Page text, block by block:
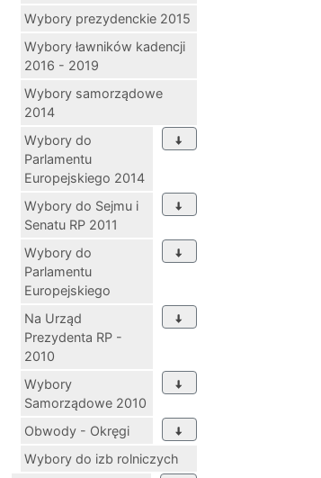
Wybory prezydenckie 2015
Wybory ławników kadencji
2016 - 2019
Wybory samorządowe
2014
Wybory do
Parlamentu
Europejskiego 2014
Wybory do Sejmu i
Senatu RP 2011
Wybory do
Parlamentu
Europejskiego
Na Urząd
Prezydenta RP -
2010
Wybory
Samorządowe 2010
Obwody - Okręgi
Wybory do izb rolniczych